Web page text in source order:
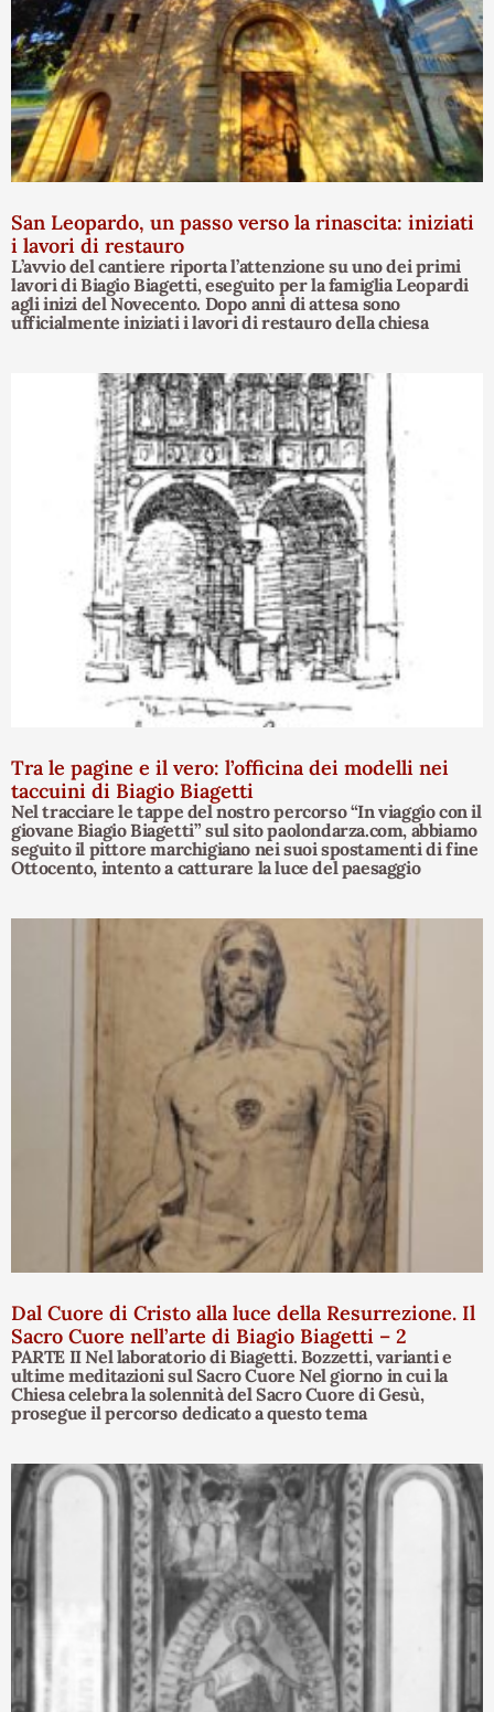
San Leopardo, un passo verso la rinascita: iniziati
i lavori di restauro
L’avvio del cantiere riporta l’attenzione su uno dei primi
lavori di Biagio Biagetti, eseguito per la famiglia Leopardi
agli inizi del Novecento. Dopo anni di attesa sono
ufficialmente iniziati i lavori di restauro della chiesa
Tra le pagine e il vero: l’officina dei modelli nei
taccuini di Biagio Biagetti
Nel tracciare le tappe del nostro percorso “In viaggio con il
giovane Biagio Biagetti” sul sito paolondarza.com, abbiamo
seguito il pittore marchigiano nei suoi spostamenti di fine
Ottocento, intento a catturare la luce del paesaggio
Dal Cuore di Cristo alla luce della Resurrezione. Il
Sacro Cuore nell’arte di Biagio Biagetti – 2
PARTE II Nel laboratorio di Biagetti. Bozzetti, varianti e
ultime meditazioni sul Sacro Cuore Nel giorno in cui la
Chiesa celebra la solennità del Sacro Cuore di Gesù,
prosegue il percorso dedicato a questo tema